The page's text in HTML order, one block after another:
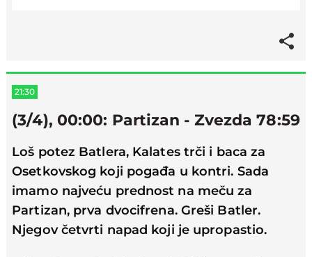
21:30
(3/4), 00:00: Partizan - Zvezda 78:59
Loš potez Batlera, Kalates trči i baca za
Osetkovskog koji pogađa u kontri. Sada
imamo najveću prednost na meču za
Partizan, prva dvocifrena. Greši Batler.
Njegov četvrti napad koji je upropastio.